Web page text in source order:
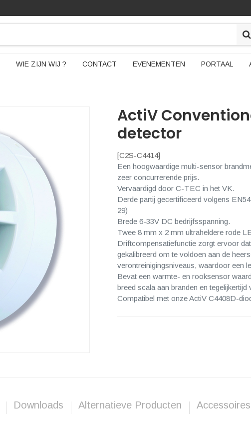
WIE ZIJN WIJ ? CONTACT EVENEMENTEN PORTAAL
ActiV
detector
[C2S-C4414]
Een hoogwaardige multi-sensor
zeer concurrerende prijs.
Vervaardigd door C-TEC in het VK.
Derde partij gecertificeerd volgens
29)
Brede 6-33V DC bedrijfsspanning.
Twee 8 mm x 2 mm ultraheldere rode
Driftcompensatiefunctie zorgt ervoor
gekalibreerd om te voldoen aan de
verontreinigingsniveaus, waardoor een
Bevat een warmte- en rooksensor
breed scala aan branden en tegelijkertijd
Compatibel met onze ActiV C4408D-
Downloads Alternatieve Producten Accessoires